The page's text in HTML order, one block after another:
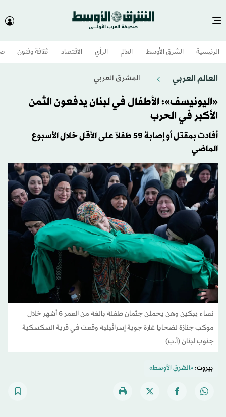
الرئيسية الشرق الأوسط​ العالم الرأي الاقتصاد ثقافة وفنون
العالم العربي المشرق العربي
«اليونيسف»: الأطفال في لبنان يدفعون الثمن
الأكبر في الحرب
أفادت بمقتل أو إصابة 59 طفلاً على الأقل خلال الأسبوع
الماضي
نساء يبكين وهن يحملن جثمان طفلة بالغة من العمر 6 أشهر خلال
موكب جنازة لضحايا غارة جوية إسرائيلية وقعت في قرية السكسكية
جنوب لبنان (أ.ب)
بيروت:«الشرق الأوسط»